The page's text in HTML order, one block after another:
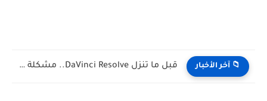
📁 آخر الأخبار حسابك البنكي هيتقفل بسبب إنستا باي! (رسالة تحذيرية حقيقية مش...